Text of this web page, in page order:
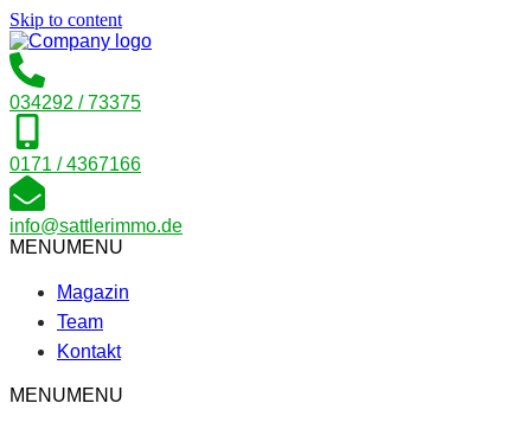
Skip to content
034292 / 73375
0171 / 4367166
info@sattlerimmo.de
MENUMENU
Magazin
Team
Kontakt
MENUMENU